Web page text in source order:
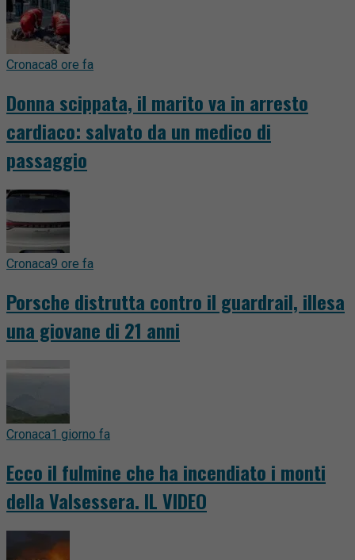
Cronaca8 ore fa
Donna scippata, il marito va in arresto
cardiaco: salvato da un medico di
passaggio
Cronaca9 ore fa
Porsche distrutta contro il guardrail, illesa
una giovane di 21 anni
Cronaca1 giorno fa
Ecco il fulmine che ha incendiato i monti
della Valsessera. IL VIDEO